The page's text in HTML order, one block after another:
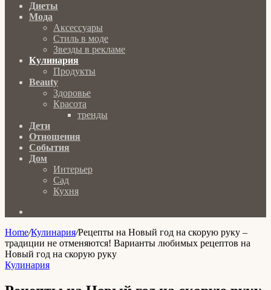
Диеты
Мода
Аксессуары
Стиль в моде
Звезды в рекламе
Кулинария
Продукты
Beauty
Здоровье
Красота
тренды
Дети
Отношения
События
Дом
Интерьер
Сад
Кухня
Home/Кулинария/Рецепты на Новый год на скорую руку –
традиции не отменяются! Варианты любимых рецептов на
Новый год на скорую руку
Кулинария